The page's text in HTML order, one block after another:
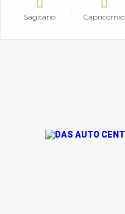
Sagitário Capricórnio